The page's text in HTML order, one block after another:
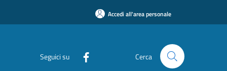
Accedi all'area personale
Seguici su Cerca